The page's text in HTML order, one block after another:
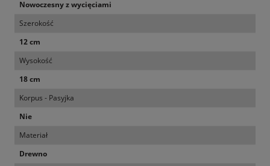
Nowoczesny z wycięciami
Szerokość
12 cm
Wysokość
18 cm
Korpus - Pasyjka
Nie
Materiał
Drewno